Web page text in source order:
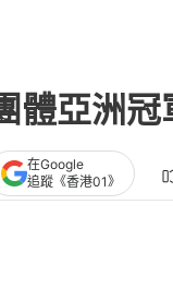
體亞洲冠
在Google
追蹤《香港01》